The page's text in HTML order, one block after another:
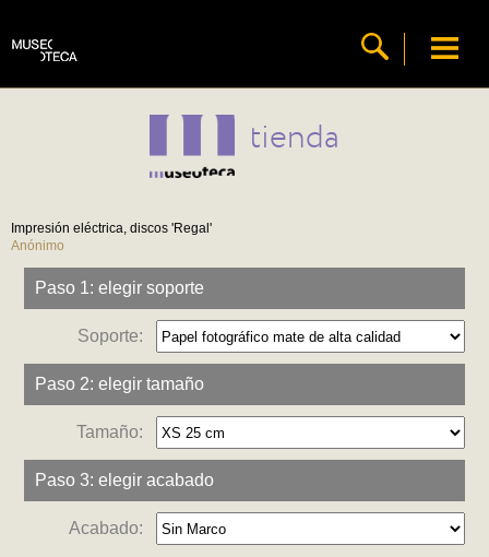
tienda
Impresión eléctrica, discos 'Regal'
Anónimo
Paso 1: elegir soporte
Soporte:
Paso 2: elegir tamaño
Tamaño:
Paso 3: elegir acabado
Acabado: